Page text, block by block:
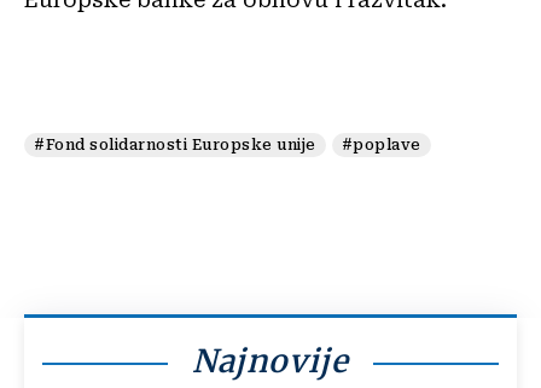
#Fond solidarnosti Europske unije #poplave
Najnovije